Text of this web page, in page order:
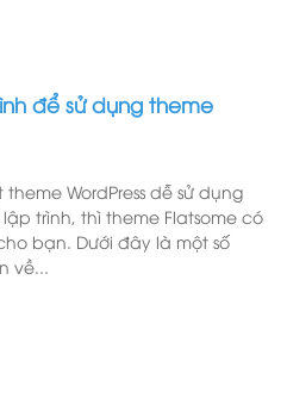
để sử dụng theme
WordPress dễ sử dụng
trình, thì theme Flatsome có
bạn. Dưới đây là một số
về...